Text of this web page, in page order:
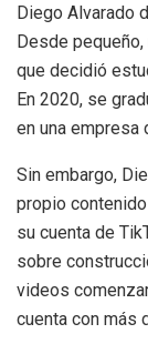
Diego Alvarado
Desde
que decidió
En 2020, se
en una empresa
Sin embargo,
propio
su cuenta de
sobre
videos
cuenta con más